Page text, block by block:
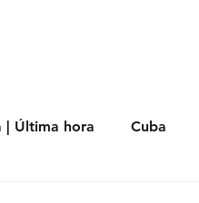
| Última hora Cuba